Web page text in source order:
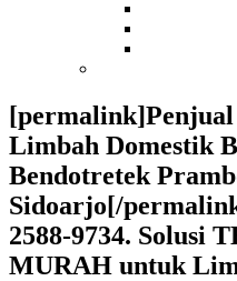
Limbah Domestik
Bendotretek
Sidoarjo[/
2588-9734. Solusi
MURAH untuk